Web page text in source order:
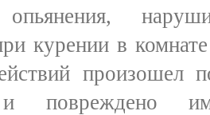
опьянения,
курении в
произошел
повреждено